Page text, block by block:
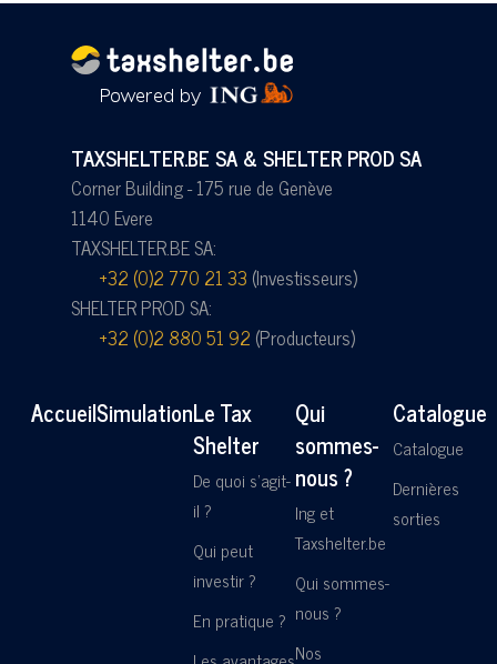
TAXSHELTER.BE SA & SHELTER PROD SA
Corner Building - 175 rue de Genève
1140 Evere
TAXSHELTER.BE SA:
+32 (0)2 770 21 33 (Investisseurs)
SHELTER PROD SA:
+32 (0)2 880 51 92 (Producteurs)
AccueilSimulationLe Tax
Shelter
De quoi s'agit-
il ?
Qui peut
investir ?
En pratique ?
Qui
sommes-
nous ?
Ing et
Taxshelter.be
Qui sommes-
nous ?
Nos
Catalogue
Catalogue
Dernières
sorties